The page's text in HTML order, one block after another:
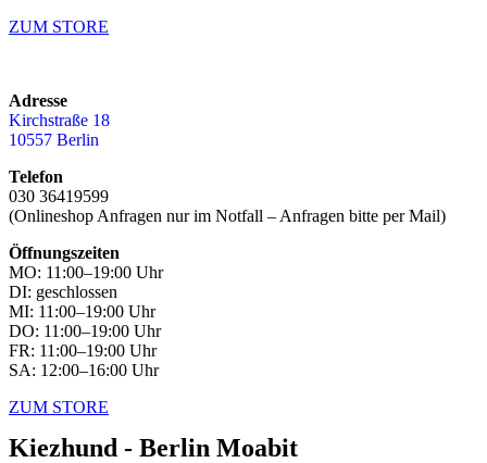
ZUM STORE
Adresse
Kirchstraße 18
10557 Berlin
Telefon
030 36419599
(Onlineshop Anfragen nur im Notfall – Anfragen bitte per Mail)
Öffnungszeiten
MO: 11:00–19:00 Uhr
DI: geschlossen
MI: 11:00–19:00 Uhr
DO: 11:00–19:00 Uhr
FR: 11:00–19:00 Uhr
SA: 12:00–16:00 Uhr
ZUM STORE
Kiezhund - Berlin Moabit